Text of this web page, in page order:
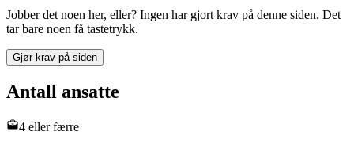
Jobber det noen her, eller? Ingen har gjort krav på denne siden. Det
tar bare noen få tastetrykk.
Gjør krav på siden
Antall ansatte
4 eller færre